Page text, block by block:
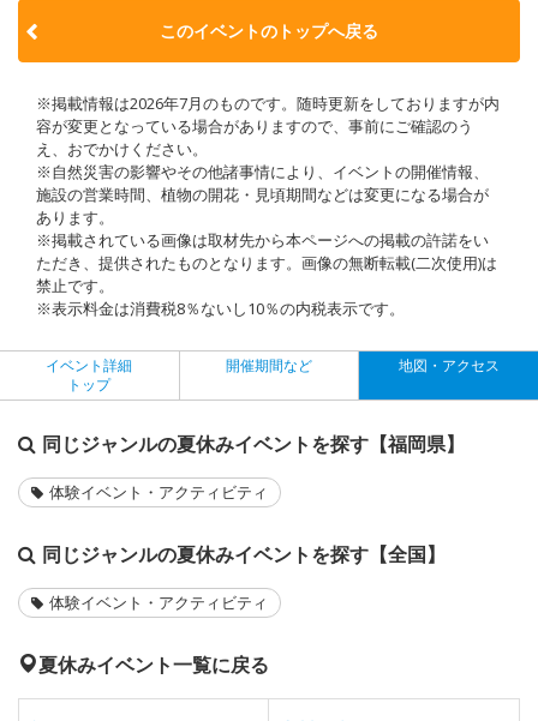
このイベントのトップへ戻る
※掲載情報は2026年7月のものです。随時更新をしておりますが内
容が変更となっている場合がありますので、事前にご確認のう
え、おでかけください。
※自然災害の影響やその他諸事情により、イベントの開催情報、
施設の営業時間、植物の開花・見頃期間などは変更になる場合が
あります。
※掲載されている画像は取材先から本ページへの掲載の許諾をい
ただき、提供されたものとなります。画像の無断転載(二次使用)は
禁止です。
※表示料金は消費税8％ないし10％の内税表示です。
イベント詳細
トップ
開催期間など 地図・アクセス
同じジャンルの夏休みイベントを探す【福岡県】
体験イベント・アクティビティ
同じジャンルの夏休みイベントを探す【全国】
体験イベント・アクティビティ
夏休みイベント一覧に戻る